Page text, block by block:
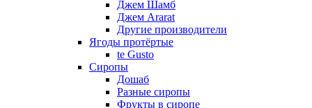
Джем Шамб
Джем Ararat
Другие производители
Ягоды протёртые
te Gusto
Сиропы
Дошаб
Разные сиропы
Фрукты в сиропе